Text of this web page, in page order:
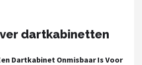
dartkabinetten
Dartkabinet Onmisbaar Is Voor